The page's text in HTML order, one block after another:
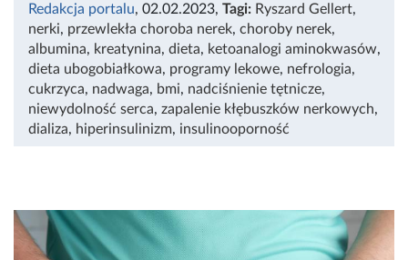
Redakcja portalu, 02.02.2023, Tagi: Ryszard Gellert,
nerki, przewlekła choroba nerek, choroby nerek,
albumina, kreatynina, dieta, ketoanalogi aminokwasów,
dieta ubogobiałkowa, programy lekowe, nefrologia,
cukrzyca, nadwaga, bmi, nadciśnienie tętnicze,
niewydolność serca, zapalenie kłębuszków nerkowych,
dializa, hiperinsulinizm, insulinooporność